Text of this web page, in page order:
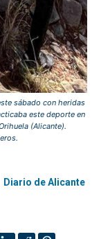
sábado con heridas
este deporte en
(Alicante).
Diario de Alicante